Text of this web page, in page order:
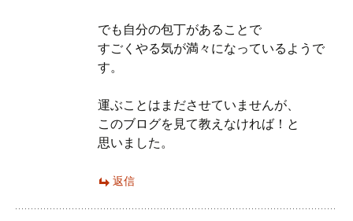
でも自分の包丁があることで
すごくやる気が満々になっているようで
す。
運ぶことはまださせていませんが、
このブログを見て教えなければ！と
思いました。
返信